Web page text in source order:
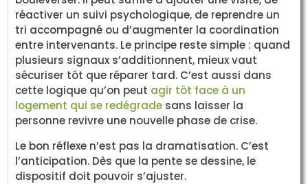
réactiver un suivi psychologique, de reprendre un
tri accompagné ou d’augmenter la coordination
entre intervenants. Le principe reste simple : quand
plusieurs signaux s’additionnent, mieux vaut
sécuriser tôt que réparer tard. C’est aussi dans
cette logique qu’on peut agir tôt face à un
logement qui se redégrade sans laisser la
personne revivre une nouvelle phase de crise.
Le bon réflexe n’est pas la dramatisation. C’est
l’anticipation. Dès que la pente se dessine, le
dispositif doit pouvoir s’ajuster.